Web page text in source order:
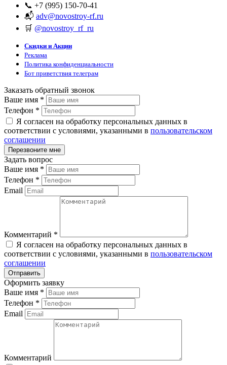
📞 +7 (995) 150-70-41
📬 adv@novostroy-rf.ru
🛒 @novostroy_rf_ru
Скидки и Акции
Реклама
Политика конфиденциальности
Бот приветствия телеграм
Заказать обратный звонок
Ваше имя *
Телефон *
Я согласен на обработку персональных данных в
соответствии с условиями, указанными в пользовательском
соглашении
Задать вопрос
Ваше имя *
Телефон *
Email
Комментарий *
Я согласен на обработку персональных данных в
соответствии с условиями, указанными в пользовательском
соглашении
Оформить заявку
Ваше имя *
Телефон *
Email
Комментарий